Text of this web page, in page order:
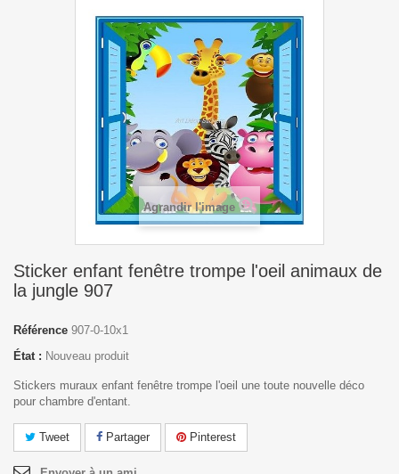
Agrandir l'image
Sticker enfant fenêtre trompe l'oeil animaux de
la jungle 907
Référence 907-0-10x1
État : Nouveau produit
Stickers muraux enfant fenêtre trompe l'oeil une toute nouvelle déco
pour chambre d'entant.
Tweet Partager Pinterest